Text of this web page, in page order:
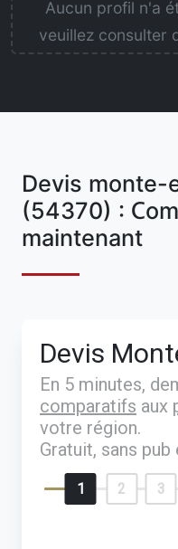
Aucun profil n'a
veuillez consulter
Devis monte-
(54370) :
maintenant
Devis
En 5 minutes,
comparatifs aux
votre région.
Gratuit, sans
1 2 3